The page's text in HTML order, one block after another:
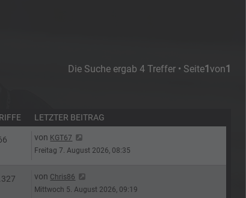
Die Suche ergab 4 Treffer • Seite1von1
LETZTER BEITRAG
ZugriffeLetzter Beitrag
von KGT67
Freitag 7. August 2026, 08:35
ZugriffeLetzter Beitrag
von Chris86
Mittwoch 5. August 2026, 09:19